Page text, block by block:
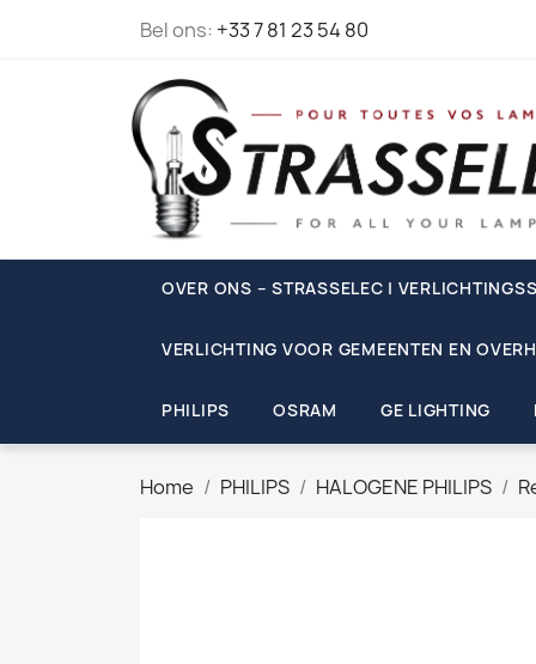
Bel ons: +33 7 81 23 54 80
OVER ONS – STRASSELEC |
VERLICHTING VOOR GEMEENTEN EN
PHILIPS OSRAM GE LIGHTING
Home PHILIPS HALOGENE PHILIPS